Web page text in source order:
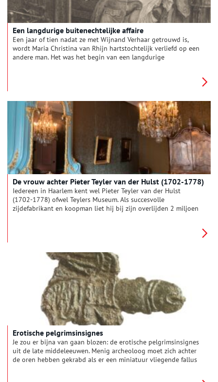
Een langdurige buitenechtelijke affaire
Een jaar of tien nadat ze met Wijnand Verhaar getrouwd is,
wordt Maria Christina van Rhijn hartstochtelijk verliefd op een
andere man. Het was het begin van een langdurige
De vrouw achter Pieter Teyler van der Hulst (1702-1778)
Iedereen in Haarlem kent wel Pieter Teyler van der Hulst
(1702-1778) ofwel Teylers Museum. Als succesvolle
zijdefabrikant en koopman liet hij bij zijn overlijden 2 miljoen
andere Teylers Museum en het Teylers hofje opgericht. Toch
heeft niemand het nog over de vrouw die hem financieel heeft
geholpen. Wie was de liefde van zijn leven?
Erotische pelgrimsinsignes
Je zou er bijna van gaan blozen: de erotische pelgrimsinsignes
uit de late middeleeuwen. Menig archeoloog moet zich achter
de oren hebben gekrabd als er een miniatuur vliegende fallus